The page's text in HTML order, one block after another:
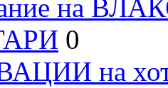
на
0
на